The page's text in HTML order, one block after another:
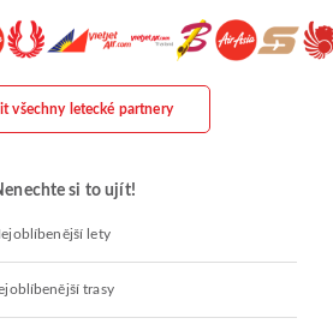
všechny letecké partnery
si to ujít!
lety
trasy